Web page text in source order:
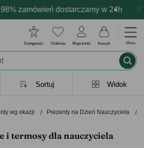
zamówień dostarczamy w 24h
Profesjonalna i darmowa
udane prezenty Prezentujemy
Dostępność Ulubione Moje konto Koszyk Menu
wg okazji Prezenty na Dzień Nauczyciela
i termosy dla nauczyciela
Widok
Sortuj